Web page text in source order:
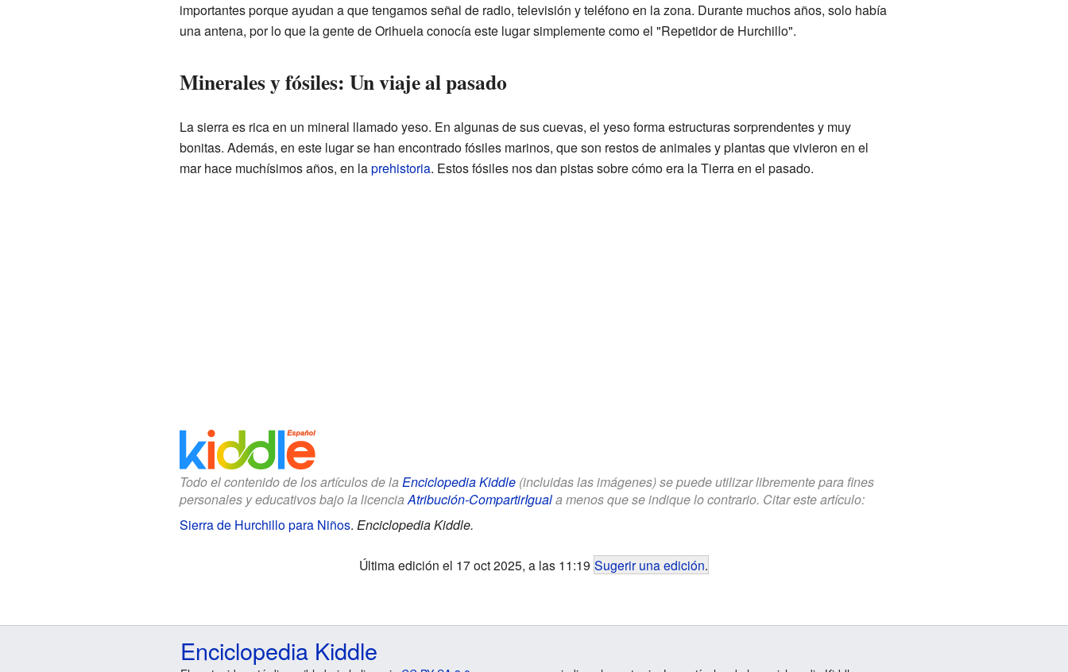
importantes porque ayudan a que tengamos señal de radio, televisión y teléfono en la zona. Durante muchos años, solo había
una antena, por lo que la gente de Orihuela conocía este lugar simplemente como el "Repetidor de Hurchillo".
Minerales y fósiles: Un viaje al pasado
La sierra es rica en un mineral llamado yeso. En algunas de sus cuevas, el yeso forma estructuras sorprendentes y muy
bonitas. Además, en este lugar se han encontrado fósiles marinos, que son restos de animales y plantas que vivieron en el
mar hace muchísimos años, en laprehistoria. Estos fósiles nos dan pistas sobre cómo era la Tierra en el pasado.
Todo el contenido de los artículos de la Enciclopedia Kiddle(incluidas las imágenes) se puede utilizar libremente para fines
personales y educativos bajo la licenciaAtribución-CompartirIguala menos que se indique lo contrario. Citar este artículo:
Sierra de Hurchillo para Niños. Enciclopedia Kiddle.
Última edición el 17 oct 2025, a las 11:19 Sugerir una edición.
Enciclopedia Kiddle